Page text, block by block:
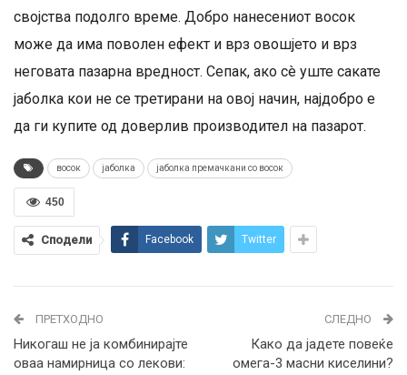
својства подолго време. Добро нанесениот восок
може да има поволен ефект и врз овошјето и врз
неговата пазарна вредност. Сепак, ако сè уште сакате
јаболка кои не се третирани на овој начин, најдобро е
да ги купите од доверлив производител на пазарот.
восок јаболка јаболка премачкани со восок
450
Сподели Facebook Twitter
ПРЕТХОДНО
Никогаш не ја комбинирајте
оваа намирница со лекови:
СЛЕДНО
Како да јадете повеќе
омега-3 масни киселини?